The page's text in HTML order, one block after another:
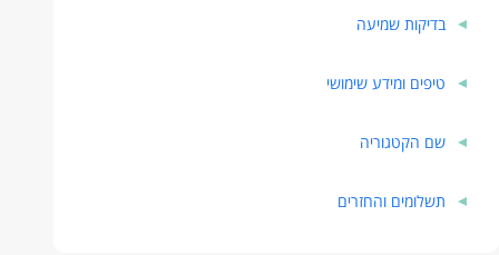
בדיקות שמיעה
טיפים ומידע שימושי
שם הקטגוריה
תשלומים והחזרים